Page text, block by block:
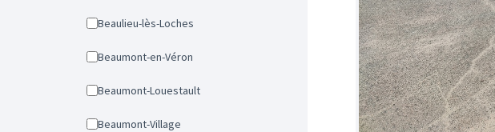
Beaulieu-lès-Loches
Beaumont-en-Véron
Beaumont-Louestault
Beaumont-Village